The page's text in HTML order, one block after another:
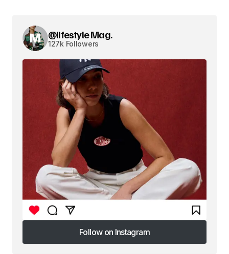
@lifestyle Mag.
127k Followers
Follow on Instagram
Follow on Instagram